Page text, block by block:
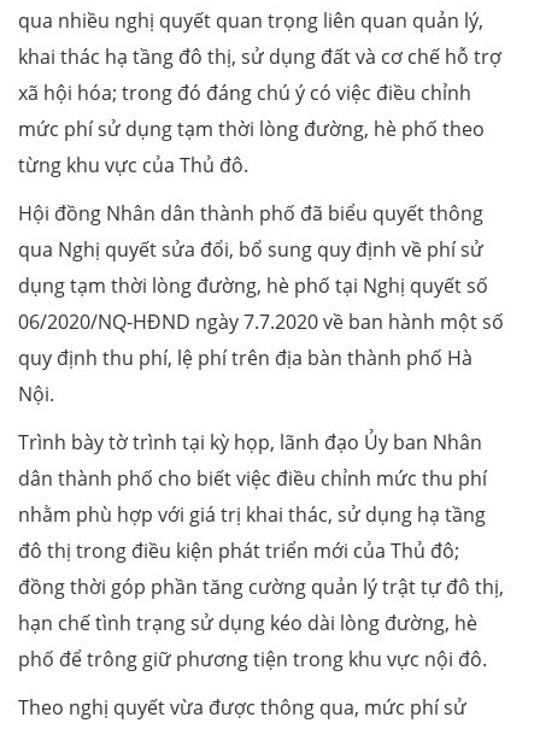
qua nhiều nghị quyết quan trọng liên quan quản lý,
khai thác hạ tầng đô thị, sử dụng đất và cơ chế hỗ trợ
xã hội hóa; trong đó đáng chú ý có việc điều chỉnh
mức phí sử dụng tạm thời lòng đường, hè phố theo
từng khu vực của Thủ đô.
Hội đồng Nhân dân thành phố đã biểu quyết thông
qua Nghị quyết sửa đổi, bổ sung quy định về phí sử
dụng tạm thời lòng đường, hè phố tại Nghị quyết số
06/2020/NQ-HĐND ngày 7.7.2020 về ban hành một số
quy định thu phí, lệ phí trên địa bàn thành phố Hà
Nội.
Trình bày tờ trình tại kỳ họp, lãnh đạo Ủy ban Nhân
dân thành phố cho biết việc điều chỉnh mức thu phí
nhằm phù hợp với giá trị khai thác, sử dụng hạ tầng
đô thị trong điều kiện phát triển mới của Thủ đô;
đồng thời góp phần tăng cường quản lý trật tự đô thị,
hạn chế tình trạng sử dụng kéo dài lòng đường, hè
phố để trông giữ phương tiện trong khu vực nội đô.
Theo nghị quyết vừa được thông qua, mức phí sử